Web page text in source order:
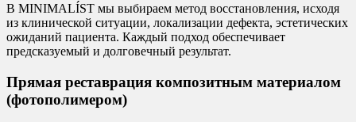
В MINIMALÍST мы выбираем метод восстановления, исходя
из клинической ситуации, локализации дефекта, эстетических
ожиданий пациента. Каждый подход обеспечивает
предсказуемый и долговечный результат.
Прямая реставрация композитным материалом
(фотополимером)